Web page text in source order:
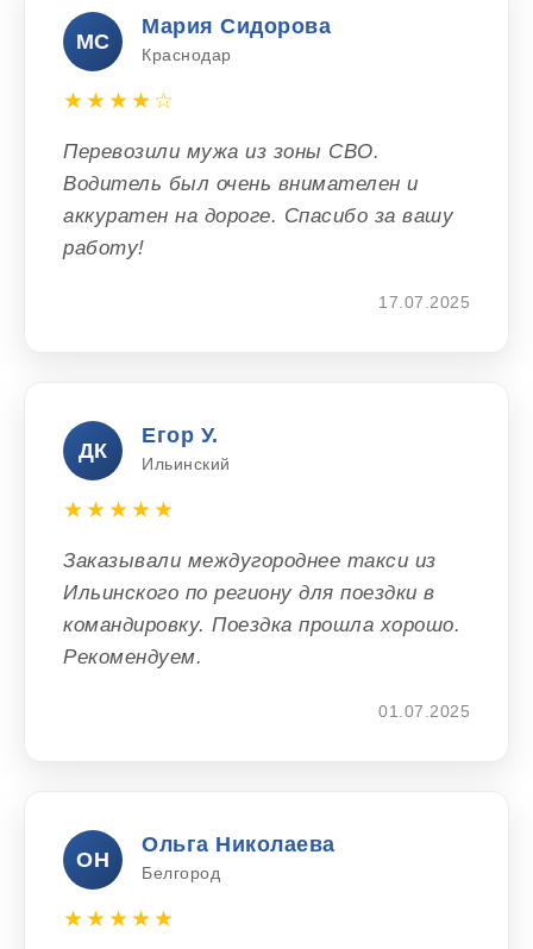
МС
Мария Сидорова
Краснодар
★★★★☆
Перевозили мужа из зоны СВО.
Водитель был очень внимателен и
аккуратен на дороге. Спасибо за вашу
работу!
17.07.2025
ДК
Егор У.
Ильинский
★★★★★
Заказывали междугороднее такси из
Ильинского по региону для поездки в
командировку. Поездка прошла хорошо.
Рекомендуем.
01.07.2025
ОН
Ольга Николаева
Белгород
★★★★★